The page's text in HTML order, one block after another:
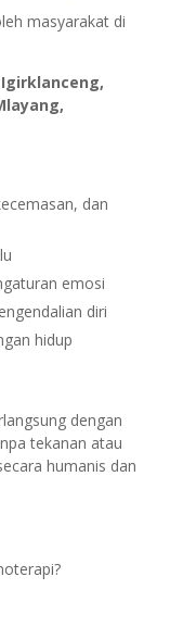
masyarakat di
dan
emosi
diri
hidup
dengan
tekanan atau
humanis dan